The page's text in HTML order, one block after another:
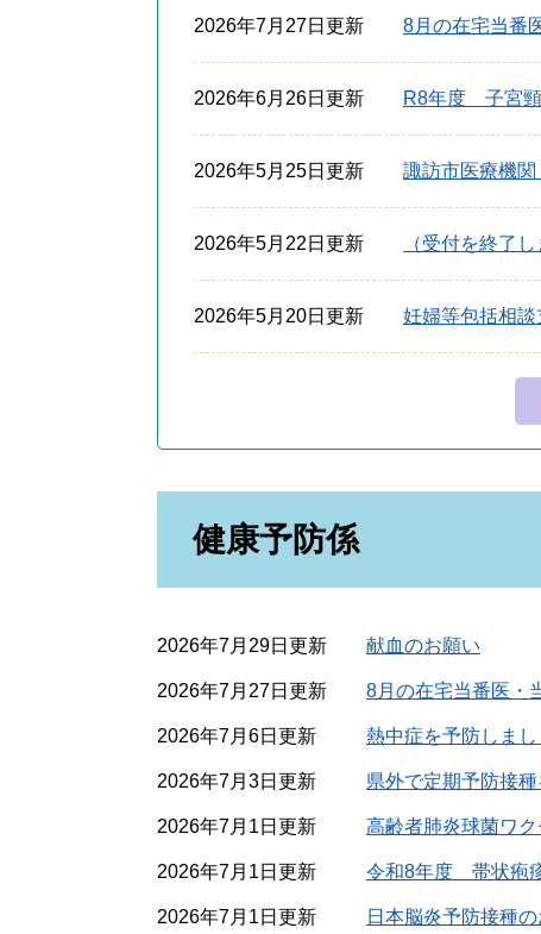
2026年7月27日更新 8月の在宅当番
2026年6月26日更新 R8年度 子宮
2026年5月25日更新 諏訪市医療機
2026年5月22日更新 （受付を終了
2026年5月20日更新 妊婦等包括相談
健康予防係
2026年7月29日更新 献血のお願い
2026年7月27日更新 8月の在宅当番医・
2026年7月6日更新 熱中症を予防しまし
2026年7月3日更新 県外で定期予防接
2026年7月1日更新 高齢者肺炎球菌ワ
2026年7月1日更新 令和8年度 帯状疱
2026年7月1日更新 日本脳炎予防接種